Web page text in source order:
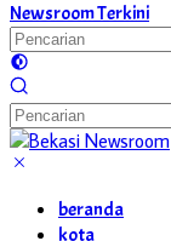
Newsroom Terkini
beranda
kota